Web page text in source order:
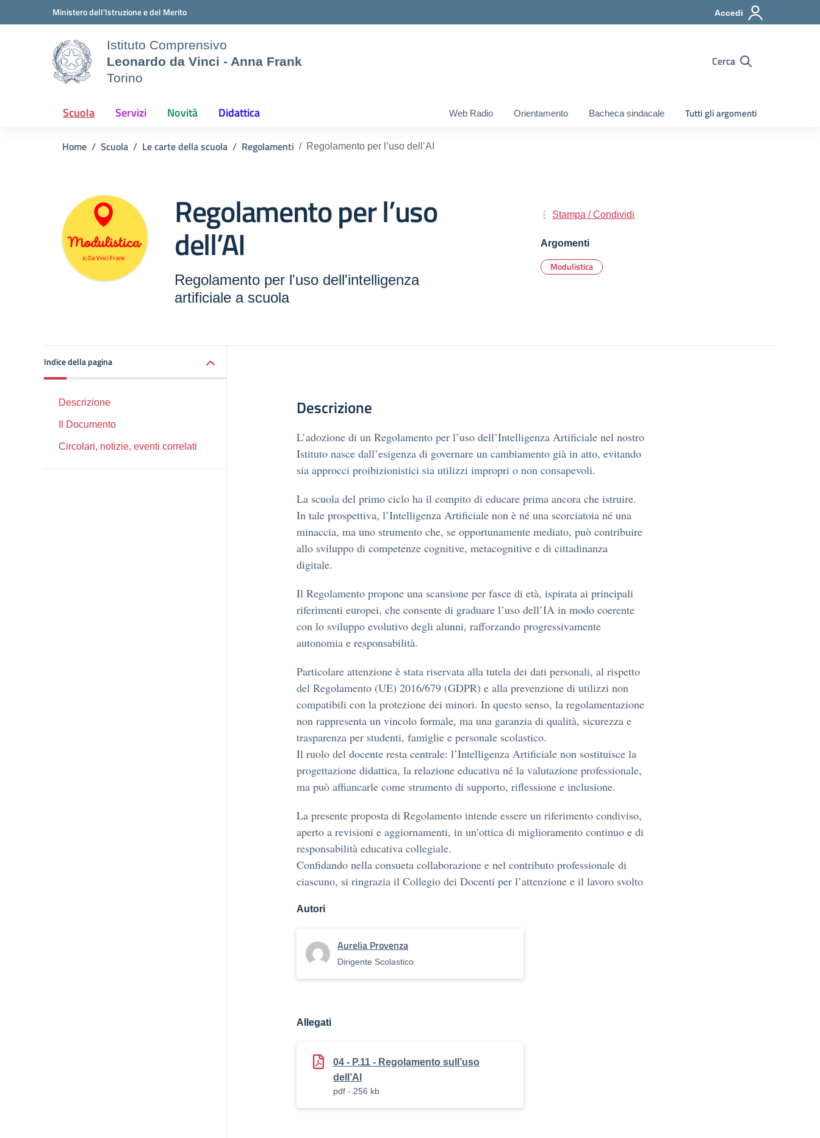
Ministero dell'Istruzione e del Merito Accedi
Istituto Comprensivo
Leonardo da Vinci - Anna Frank
Torino
Cerca
Scuola Servizi Novità Didattica Web Radio Orientamento Bacheca sindacale Tutti gli argomenti
Home Scuola Le carte della scuola Regolamenti Regolamento per l’uso dell’AI
Regolamento per l’uso
dell’AI
Regolamento per l'uso dell'intelligenza
artificiale a scuola
Stampa / Condividi
Argomenti
Modulistica
Indice della pagina
Descrizione
Il Documento
Circolari, notizie, eventi correlati
Descrizione
L’adozione di un Regolamento per l’uso dell’Intelligenza Artificiale nel nostro
Istituto nasce dall’esigenza di governare un cambiamento già in atto, evitando
sia approcci proibizionistici sia utilizzi impropri o non consapevoli.
La scuola del primo ciclo ha il compito di educare prima ancora che istruire.
In tale prospettiva, l’Intelligenza Artificiale non è né una scorciatoia né una
minaccia, ma uno strumento che, se opportunamente mediato, può contribuire
allo sviluppo di competenze cognitive, metacognitive e di cittadinanza
digitale.
Il Regolamento propone una scansione per fasce di età, ispirata ai principali
riferimenti europei, che consente di graduare l’uso dell’IA in modo coerente
con lo sviluppo evolutivo degli alunni, rafforzando progressivamente
autonomia e responsabilità.
Particolare attenzione è stata riservata alla tutela dei dati personali, al rispetto
del Regolamento (UE) 2016/679 (GDPR) e alla prevenzione di utilizzi non
compatibili con la protezione dei minori. In questo senso, la regolamentazione
non rappresenta un vincolo formale, ma una garanzia di qualità, sicurezza e
trasparenza per studenti, famiglie e personale scolastico.
Il ruolo del docente resta centrale: l’Intelligenza Artificiale non sostituisce la
progettazione didattica, la relazione educativa né la valutazione professionale,
ma può affiancarle come strumento di supporto, riflessione e inclusione.
La presente proposta di Regolamento intende essere un riferimento condiviso,
aperto a revisioni e aggiornamenti, in un’ottica di miglioramento continuo e di
responsabilità educativa collegiale.
Confidando nella consueta collaborazione e nel contributo professionale di
ciascuno, si ringrazia il Collegio dei Docenti per l’attenzione e il lavoro svolto
Autori
Aurelia Provenza
Dirigente Scolastico
Allegati
04 - P.11 - Regolamento sull’uso
dell’AI
pdf - 256 kb